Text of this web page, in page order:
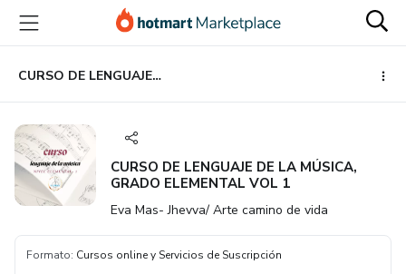
principal
página
de
página
CURSO DE LENGUAJE DE LA MÚSICA, GRADO ELEMENTAL VOL 1
CURSO DE LENGUAJE DE LA MÚSICA,
GRADO ELEMENTAL VOL 1
Eva Mas- Jhevva/ Arte camino de vida
Formato: Cursos online y Servicios de Suscripción